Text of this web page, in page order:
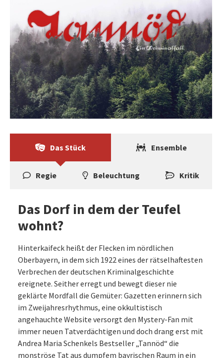
Das Stück Ensemble
Regie Beleuchtung Kritik
Das Dorf in dem der Teufel
wohnt?
Hinterkaifeck heißt der Flecken im nördlichen
Oberbayern, in dem sich 1922 eines der rätselhaftesten
Verbrechen der deutschen Kriminalgeschichte
ereignete. Seither erregt und bewegt dieser nie
geklärte Mordfall die Gemüter: Gazetten erinnern sich
im Zweijahresrhythmus, eine okkultistisch
angehauchte Website versorgt den Mystery-Fan mit
immer neuen Tatverdächtigen und doch drang erst mit
Andrea Maria Schenkels Bestseller „Tannöd“ die
monströse Tat aus dumpfem bayrischen Raum in ein